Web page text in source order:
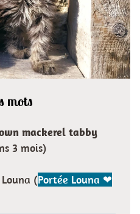
mots
mackerel tabby
3 mois)
(Portée Louna ❤